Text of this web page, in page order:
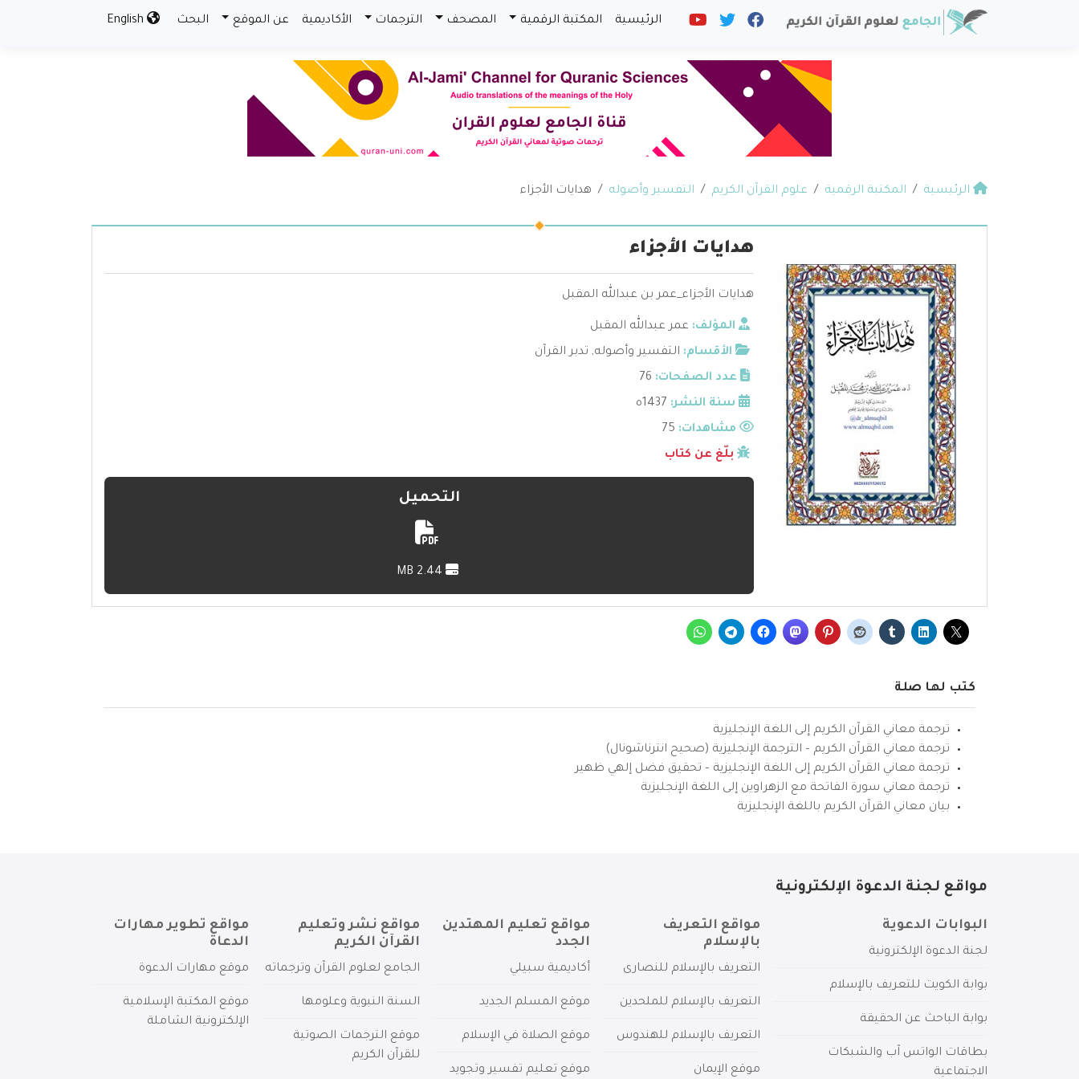
الرئيسية المكتبة الرقمية المصحف الترجمات الأكاديمية عن الموقع البحث
الرئيسية المكتبة الرقمية علوم القرآن الكريم التفسير وأصوله هدايات الأجزاء
هدايات الأجزاء
هدايات الأجزاء_عمر بن عبدالله المقبل
المؤلف: عمر عبدالله المقبل
الأقسام: التفسير وأصوله, تدبر القرآن
عدد الصفحات: 76
سنة النشر: 1437ه
مشاهدات:
بلّغ عن كتاب
التحميل
كتب لها صلة
ترجمة معاني القرآن الكريم إلى اللغة الإنجليزية
ترجمة معاني القرآن الكريم – الترجمة الإنجليزية (صحيح انترناشونال)
ترجمة معاني القرآن الكريم إلى اللغة الإنجليزية – تحقيق فضل إلهي ظهير
ترجمة معاني سورة الفاتحة مع الزهراوين إلى اللغة الإنجليزية
بيان معاني القرآن الكريم باللغة الإنجليزية
مواقع لجنة الدعوة الإلكترونية
البوابات الدعوية
لجنة الدعوة الإلكترونية
بوابة الكويت للتعريف بالإسلام
بوابة الباحث عن الحقيقة
بطاقات الواتس آب والشبكات
الاجتماعية
مواقع التعريف
بالإسلام
التعريف بالإسلام للنصارى
التعريف بالإسلام للملحدين
التعريف بالإسلام للهندوس
موقع الإيمان
مواقع تعليم المهتدين
الجدد
أكاديمية سبيلي
موقع المسلم الجديد
موقع الصلاة في الإسلام
موقع تعليم تفسير وتجويد
مواقع نشر وتعليم
القرآن الكريم
الجامع لعلوم القرآن وترجماته
السنة النبوية وعلومها
موقع الترجمات الصوتية
للقرآن الكريم
مواقع تطوير مهارات
الدعاة
موقع مهارات الدعوة
موقع المكتبة الإسلامية
الإلكترونية الشاملة